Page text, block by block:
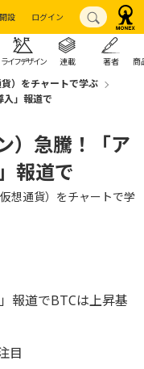
設 ログイン
ライフデザイン 連載 著者 商
）をチャートで学ぶ
入」報道で
）急騰！「ア
報道で
想通貨）をチャートで学
報道でBTCは上昇基
目